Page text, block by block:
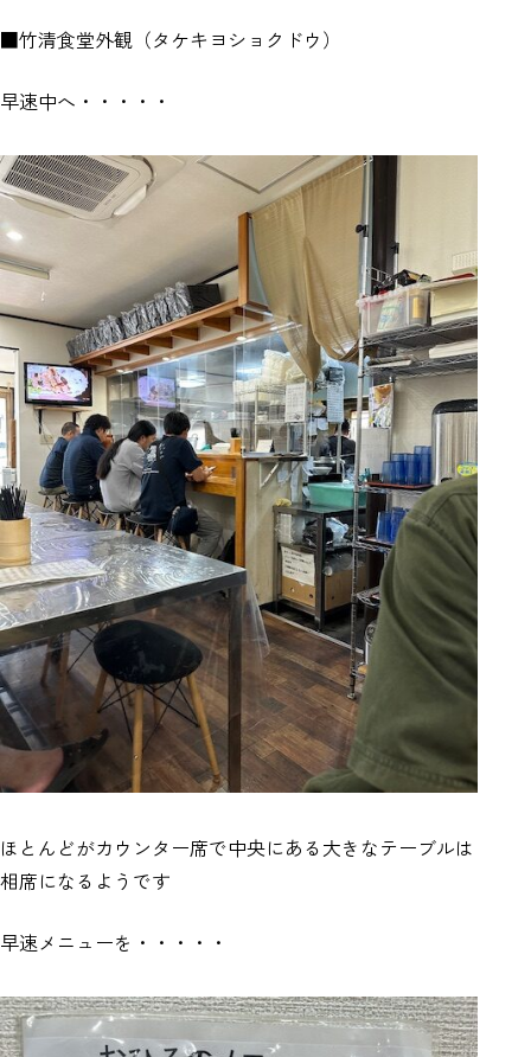
■竹清食堂外観（タケキヨショクドウ）
早速中へ・・・・・
ほとんどがカウンター席で中央にある大きなテーブルは
相席になるようです
早速メニューを・・・・・